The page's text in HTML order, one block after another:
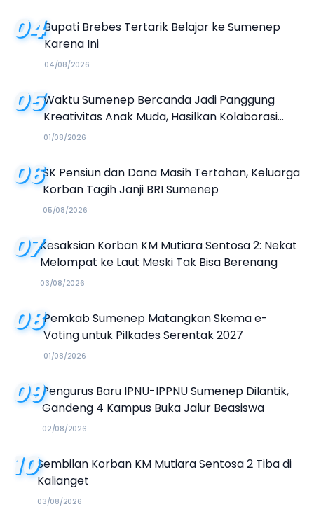
04Bupati Brebes Tertarik Belajar ke Sumenep
Karena Ini
04/08/2026
05Waktu Sumenep Bercanda Jadi Panggung
Kreativitas Anak Muda, Hasilkan Kolaborasi
Industri Kreatif
01/08/2026
06SK Pensiun dan Dana Masih Tertahan, Keluarga
Korban Tagih Janji BRI Sumenep
05/08/2026
07Kesaksian Korban KM Mutiara Sentosa 2: Nekat
Melompat ke Laut Meski Tak Bisa Berenang
03/08/2026
08Pemkab Sumenep Matangkan Skema e-
Voting untuk Pilkades Serentak 2027
01/08/2026
09Pengurus Baru IPNU-IPPNU Sumenep Dilantik,
Gandeng 4 Kampus Buka Jalur Beasiswa
02/08/2026
10Sembilan Korban KM Mutiara Sentosa 2 Tiba di
Kalianget
03/08/2026